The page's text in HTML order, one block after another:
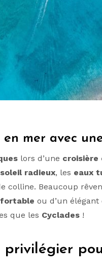
en mer avec
lors d’une croisière
soleil radieux, les eaux
colline. Beaucoup
ou d’un
que les Cyclades !